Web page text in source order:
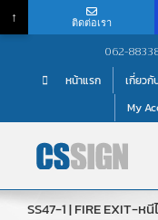
content
062-
หน้าแรก เกี่ยวกั
My
SS47-1 | FIRE EXIT-
↑ ติดต่อเรา